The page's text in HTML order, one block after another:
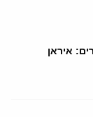
איראן